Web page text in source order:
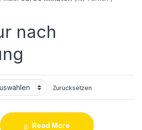
nach
Zurücksetzen
(A346B) 5G Akku Reparatur quantity
Read More